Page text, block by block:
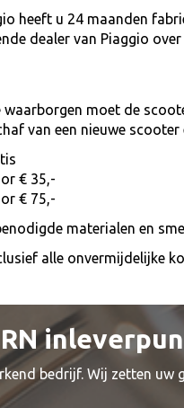
heeft u 24 maanden
dealer van Piaggio
moet de
van een nieuwe
€ 35,-
€ 75,-
materialen en
alle onvermijdelijke
bedrijf. Wij zetten